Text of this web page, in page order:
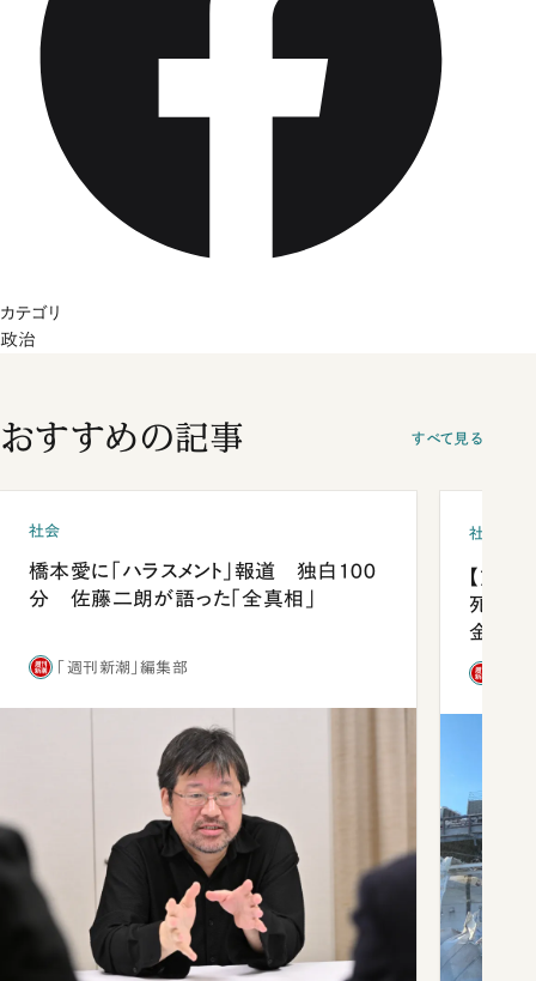
カテゴリ
政治
おすすめの記事 すべて見る
社会
橋本愛に「ハラスメント」報道 独白100
分 佐藤二朗が語った「全真相」
「週刊新潮」編集部
社会
【熊本
死を分
金」